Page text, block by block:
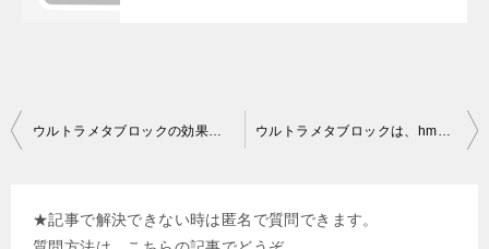
投
ウルトラメタブロックの効果とその理由 ウルトラメタブロックは、hmbサプリと併用できるの？
★記事で解決できない時は匿名で質問できます。